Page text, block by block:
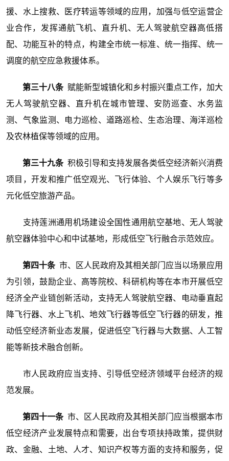
援、水上搜救、医疗转运等领域的应用，加强与低空运营企
业合作，发挥通航飞机、直升机、无人驾驶航空器高低搭
配、功能互补的特点，构建全市统一标准、统一指挥、统一
调度的航空应急救援体系。
第三十八条 赋能新型城镇化和乡村振兴重点工作，加大
无人驾驶航空器、直升机在城市管理、安防巡查、水务监
测、气象监测、电力巡检、道路巡检、生态治理、海洋巡检
及农林植保等领域的应用。
第三十九条 积极引导和支持发展各类低空经济新兴消费
项目，开发和推广低空观光、飞行体验、个人娱乐飞行等多
元化低空旅游产品。
支持莲洲通用机场建设全国性通用航空基地、无人驾驶
航空器体验中心和中试基地，形成低空飞行融合示范效应。
第四十条 市、区人民政府及其相关部门应当以场景应用
为引领，鼓励企业、高等院校、科研机构等在本市开展低空
经济全产业链创新活动，支持无人驾驶航空器、电动垂直起
降飞行器、水上飞机、地效飞行器等低空飞行器的研发，推
动低空经济新业态发展，促进低空飞行器与大数据、人工智
能等新技术融合创新。
市人民政府应当支持、引导低空经济领域平台经济的规
范发展。
第四十一条 市、区人民政府及其相关部门应当根据本市
低空经济产业发展特点和需要，出台专项扶持政策，提供财
政、金融、土地、人才、知识产权等方面的支持和服务，促